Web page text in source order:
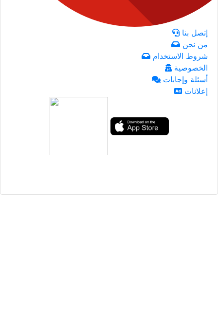
إتصل بنا
من نحن
شروط الاستخدام
الخصوصية
أسئلة وإجابات
إعلانات